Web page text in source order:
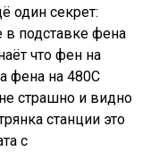
один секрет:
в подставке фена
что фен на
фена на 480С
страшно и видно
станции это
с